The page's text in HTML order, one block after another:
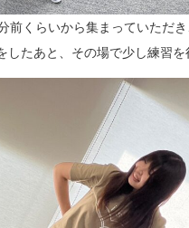
前くらいから集まっていただ
したあと、その場で少し練習を